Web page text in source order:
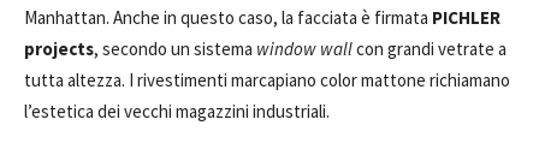
Manhattan. Anche in questo caso, la facciata è firmata PICHLER
projects, secondo un sistema window wallcon grandi vetrate a
tutta altezza. I rivestimenti marcapiano color mattone richiamano
l’estetica dei vecchi magazzini industriali.